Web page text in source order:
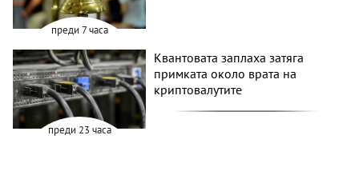
преди 7 часа
преди 23 часа
Квантовата заплаха затяга
примката около врата на
криптовалутите